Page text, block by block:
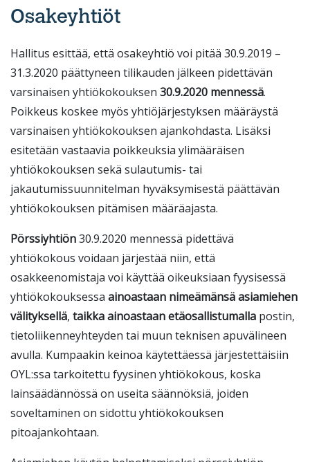
Osakeyhtiöt
Hallitus esittää, että osakeyhtiö voi pitää 30.9.2019 –
31.3.2020 päättyneen tilikauden jälkeen pidettävän
varsinaisen yhtiökokouksen 30.9.2020 mennessä.
Poikkeus koskee myös yhtiöjärjestyksen määräystä
varsinaisen yhtiökokouksen ajankohdasta. Lisäksi
esitetään vastaavia poikkeuksia ylimääräisen
yhtiökokouksen sekä sulautumis- tai
jakautumissuunnitelman hyväksymisestä päättävän
yhtiökokouksen pitämisen määräajasta.
Pörssiyhtiön30.9.2020 mennessä pidettävä
yhtiökokous voidaan järjestää niin, että
osakkeenomistaja voi käyttää oikeuksiaan fyysisessä
yhtiökokouksessa ainoastaan nimeämänsä asiamiehen
välityksellä, taikka ainoastaan etäosallistumalla postin,
tietoliikenneyhteyden tai muun teknisen apuvälineen
avulla. Kumpaakin keinoa käytettäessä järjestettäisiin
OYL:ssa tarkoitettu fyysinen yhtiökokous, koska
lainsäädännössä on useita säännöksiä, joiden
soveltaminen on sidottu yhtiökokouksen
pitoajankohtaan.